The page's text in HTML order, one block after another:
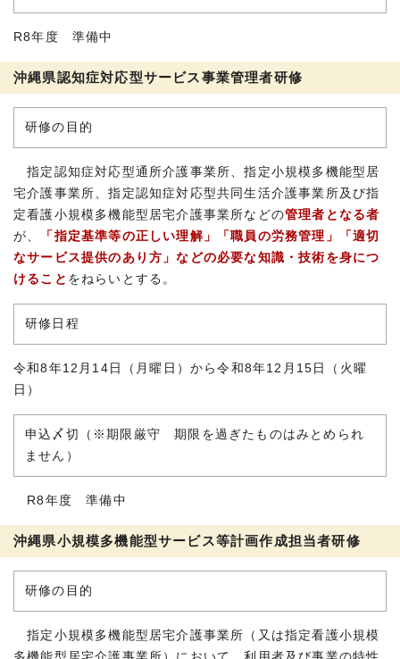
R8年度 準備中
沖縄県認知症対応型サービス事業管理者研修
研修の目的
指定認知症対応型通所介護事業所、指定小規模多機能型居
宅介護事業所、指定認知症対応型共同生活介護事業所及び指
定看護小規模多機能型居宅介護事業所などの管理者となる者
が、
「指定基準等の正しい理解」「職員の労務管理」「適切
なサービス提供のあり方」などの必要な知識・技術を身につ
けること をねらいとする。
研修日程
令和8年12月14日（月曜日）から令和8年12月15日（火曜
日）
申込〆切（※期限厳守 期限を過ぎたものはみとめられ
ません）
R8年度 準備中
沖縄県小規模多機能型サービス等計画作成担当者研修
研修の目的
指定小規模多機能型居宅介護事業所（又は指定看護小規模